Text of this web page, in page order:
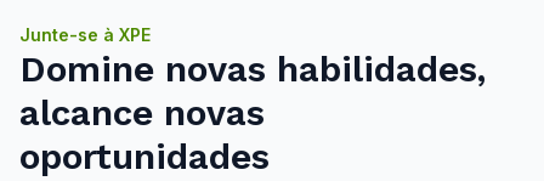
Junte-se à XPE
Domine novas habilidades,
alcance novas
oportunidades